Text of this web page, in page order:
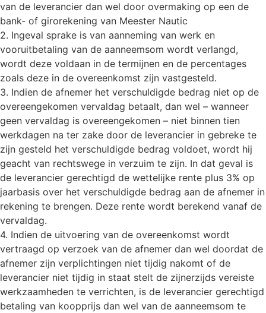
van de leverancier dan wel door overmaking op een de
bank- of girorekening van Meester Nautic
2. Ingeval sprake is van aanneming van werk en
vooruitbetaling van de aanneemsom wordt verlangd,
wordt deze voldaan in de termijnen en de percentages
zoals deze in de overeenkomst zijn vastgesteld.
3. Indien de afnemer het verschuldigde bedrag niet op de
overeengekomen vervaldag betaalt, dan wel – wanneer
geen vervaldag is overeengekomen – niet binnen tien
werkdagen na ter zake door de leverancier in gebreke te
zijn gesteld het verschuldigde bedrag voldoet, wordt hij
geacht van rechtswege in verzuim te zijn. In dat geval is
de leverancier gerechtigd de wettelijke rente plus 3% op
jaarbasis over het verschuldigde bedrag aan de afnemer in
rekening te brengen. Deze rente wordt berekend vanaf de
vervaldag.
4. Indien de uitvoering van de overeenkomst wordt
vertraagd op verzoek van de afnemer dan wel doordat de
afnemer zijn verplichtingen niet tijdig nakomt of de
leverancier niet tijdig in staat stelt de zijnerzijds vereiste
werkzaamheden te verrichten, is de leverancier gerechtigd
betaling van koopprijs dan wel van de aanneemsom te